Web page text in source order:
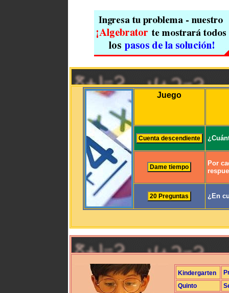
Juego
Por
¿En
Kindergarten
Quinto